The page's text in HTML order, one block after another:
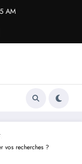
AM
vos recherches ?